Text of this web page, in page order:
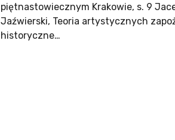
piętnastowiecznym Krakowie, s. 9
Jaźwierski, Teoria artystycznych
historyczne…